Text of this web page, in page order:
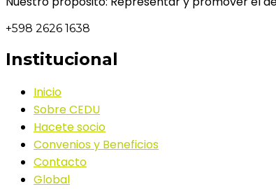
+598 2626 1638
Institucional
Inicio
Sobre CEDU
Hacete socio
Convenios y Beneficios
Contacto
Global